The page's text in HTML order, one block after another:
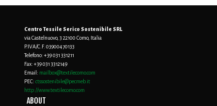
Centro Tessile Serico Sostenibile SRL
via Castelnuovo, 3 22100 Como, Italia
P.IVA/C.F. 03900470133
Telefono: +39 031 331211
Fax: +39 031 3312149
Email: mailbox@textilecomo.com
PEC: ctssostenibile@pecmeb.it
http://www.textilecomo.com
ABOUT